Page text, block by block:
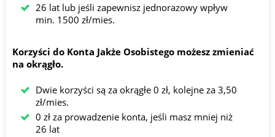
26 lat lub jeśli zapewnisz jednorazowy wpływ
min. 1500 zł/mies.
Korzyści do Konta Jakże Osobistego możesz zmieniać
na okrągło.
Dwie korzyści są za okrągłe 0 zł, kolejne za 3,50
zł/mies.
0 zł za prowadzenie konta, jeśli masz mniej niż
26 lat